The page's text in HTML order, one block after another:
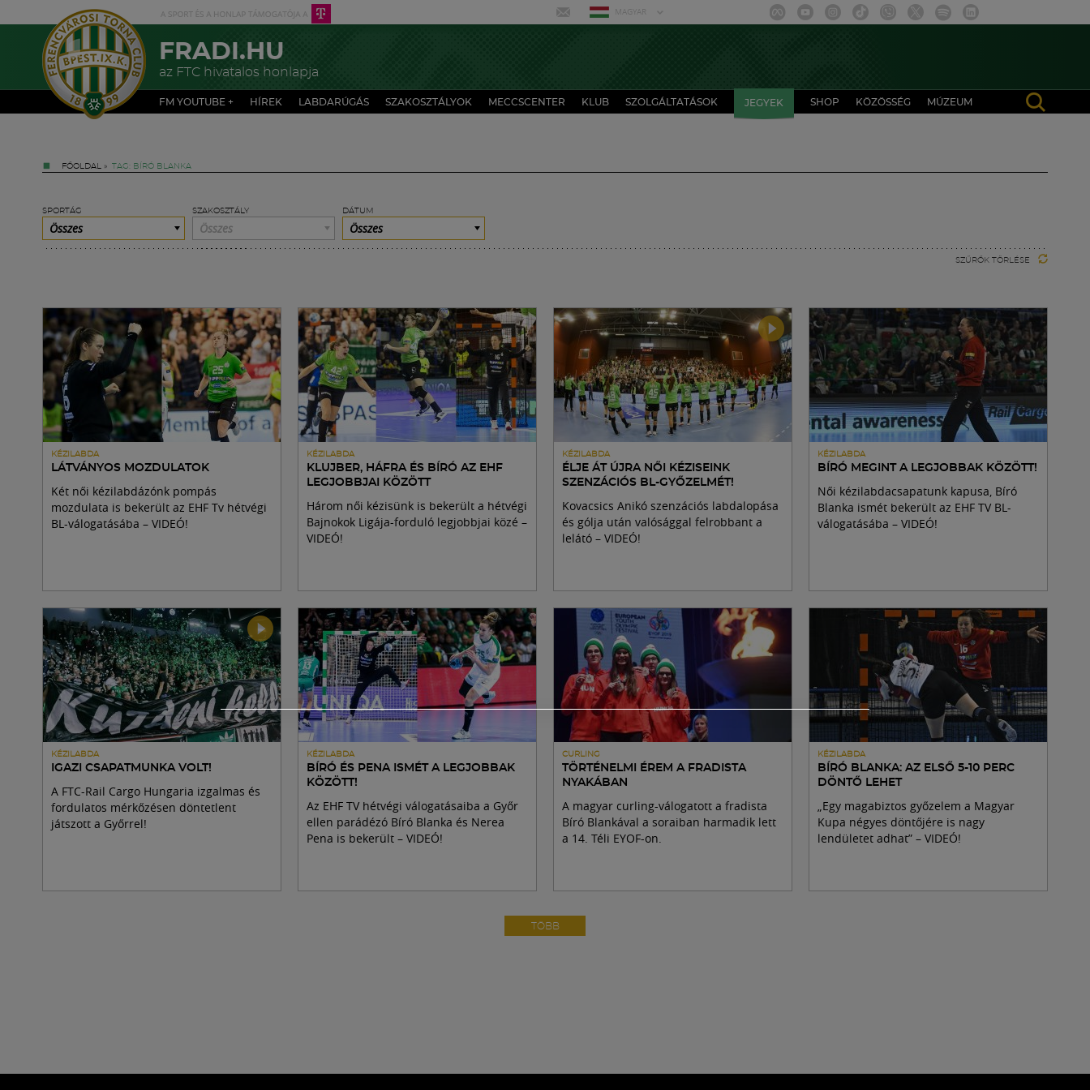
MAGYAR
FRADI.HU
az FTC hivatalos honlapja
FM YOUTUBE + HÍREK LABDARÚGÁS SZAKOSZTÁLYOK MECCSCENTER KLUB SZOLGÁLTATÁSOK JEGYEK SHOP KÖZÖSSÉG MÚZEUM
FŐOLDAL » TAG: BÍRÓ BLANKA
SPORTÁG
Összes
SZAKOSZTÁLY
Összes
DÁTUM
Összes
SZŰRŐK TÖRLÉSE
KÉZILABDA
LÁTVÁNYOS MOZDULATOK
Két női kézilabdázónk pompás
mozdulata is bekerült az EHF Tv hétvégi
BL-válogatásába – VIDEÓ!
KÉZILABDA
KLUJBER, HÁFRA ÉS BÍRÓ AZ EHF
LEGJOBBJAI KÖZÖTT
Három női kézisünk is bekerült a hétvégi
Bajnokok Ligája-forduló legjobbjai közé –
VIDEÓ!
KÉZILABDA
ÉLJE ÁT ÚJRA NŐI KÉZISEINK
SZENZÁCIÓS BL-GYŐZELMÉT!
Kovacsics Anikó szenzációs labdalopása
és gólja után valósággal felrobbant a
lelátó – VIDEÓ!
KÉZILABDA
BÍRÓ MEGINT A LEGJOBBAK KÖZÖTT!
Női kézilabdacsapatunk kapusa, Bíró
Blanka ismét bekerült az EHF TV BL-
válogatásába – VIDEÓ!
KÉZILABDA
IGAZI CSAPATMUNKA VOLT!
A FTC-Rail Cargo Hungaria izgalmas és
fordulatos mérkőzésen döntetlent
játszott a Győrrel!
KÉZILABDA
BÍRÓ ÉS PENA ISMÉT A LEGJOBBAK
KÖZÖTT!
Az EHF TV hétvégi válogatásaiba a Győr
ellen parádézó Bíró Blanka és Nerea
Pena is bekerült – VIDEÓ!
CURLING
TÖRTÉNELMI ÉREM A FRADISTA
NYAKÁBAN
A magyar curling-válogatott a fradista
Bíró Blankával a soraiban harmadik lett
a 14. Téli EYOF-on.
KÉZILABDA
BÍRÓ BLANKA: AZ ELSŐ 5-10 PERC
DÖNTŐ LEHET
„Egy magabiztos győzelem a Magyar
Kupa négyes döntőjére is nagy
lendületet adhat” – VIDEÓ!
TÖBB